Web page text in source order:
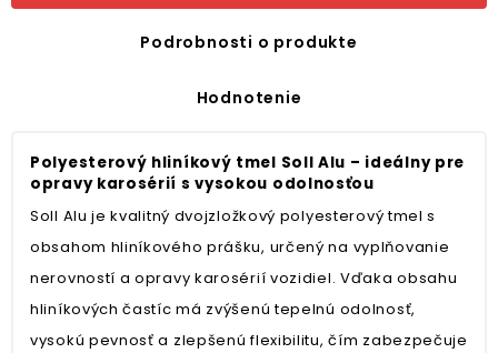
Podrobnosti o produkte
Hodnotenie
Polyesterový hliníkový tmel Soll Alu – ideálny pre
opravy karosérií s vysokou odolnosťou
Soll Alu je kvalitný dvojzložkový polyesterový tmel s
obsahom hliníkového prášku, určený na vyplňovanie
nerovností a opravy karosérií vozidiel. Vďaka obsahu
hliníkových častíc má zvýšenú tepelnú odolnosť,
vysokú pevnosť a zlepšenú flexibilitu, čím zabezpečuje